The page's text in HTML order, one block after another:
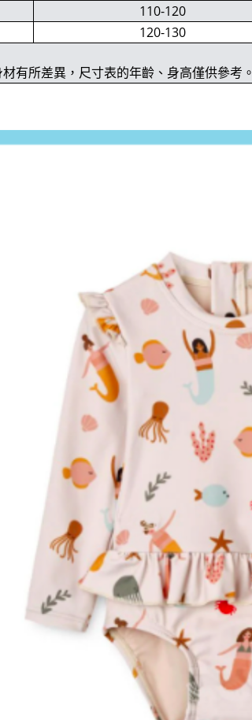
110-120
120-130
所差異，尺寸表的年齡、身高僅供參考。